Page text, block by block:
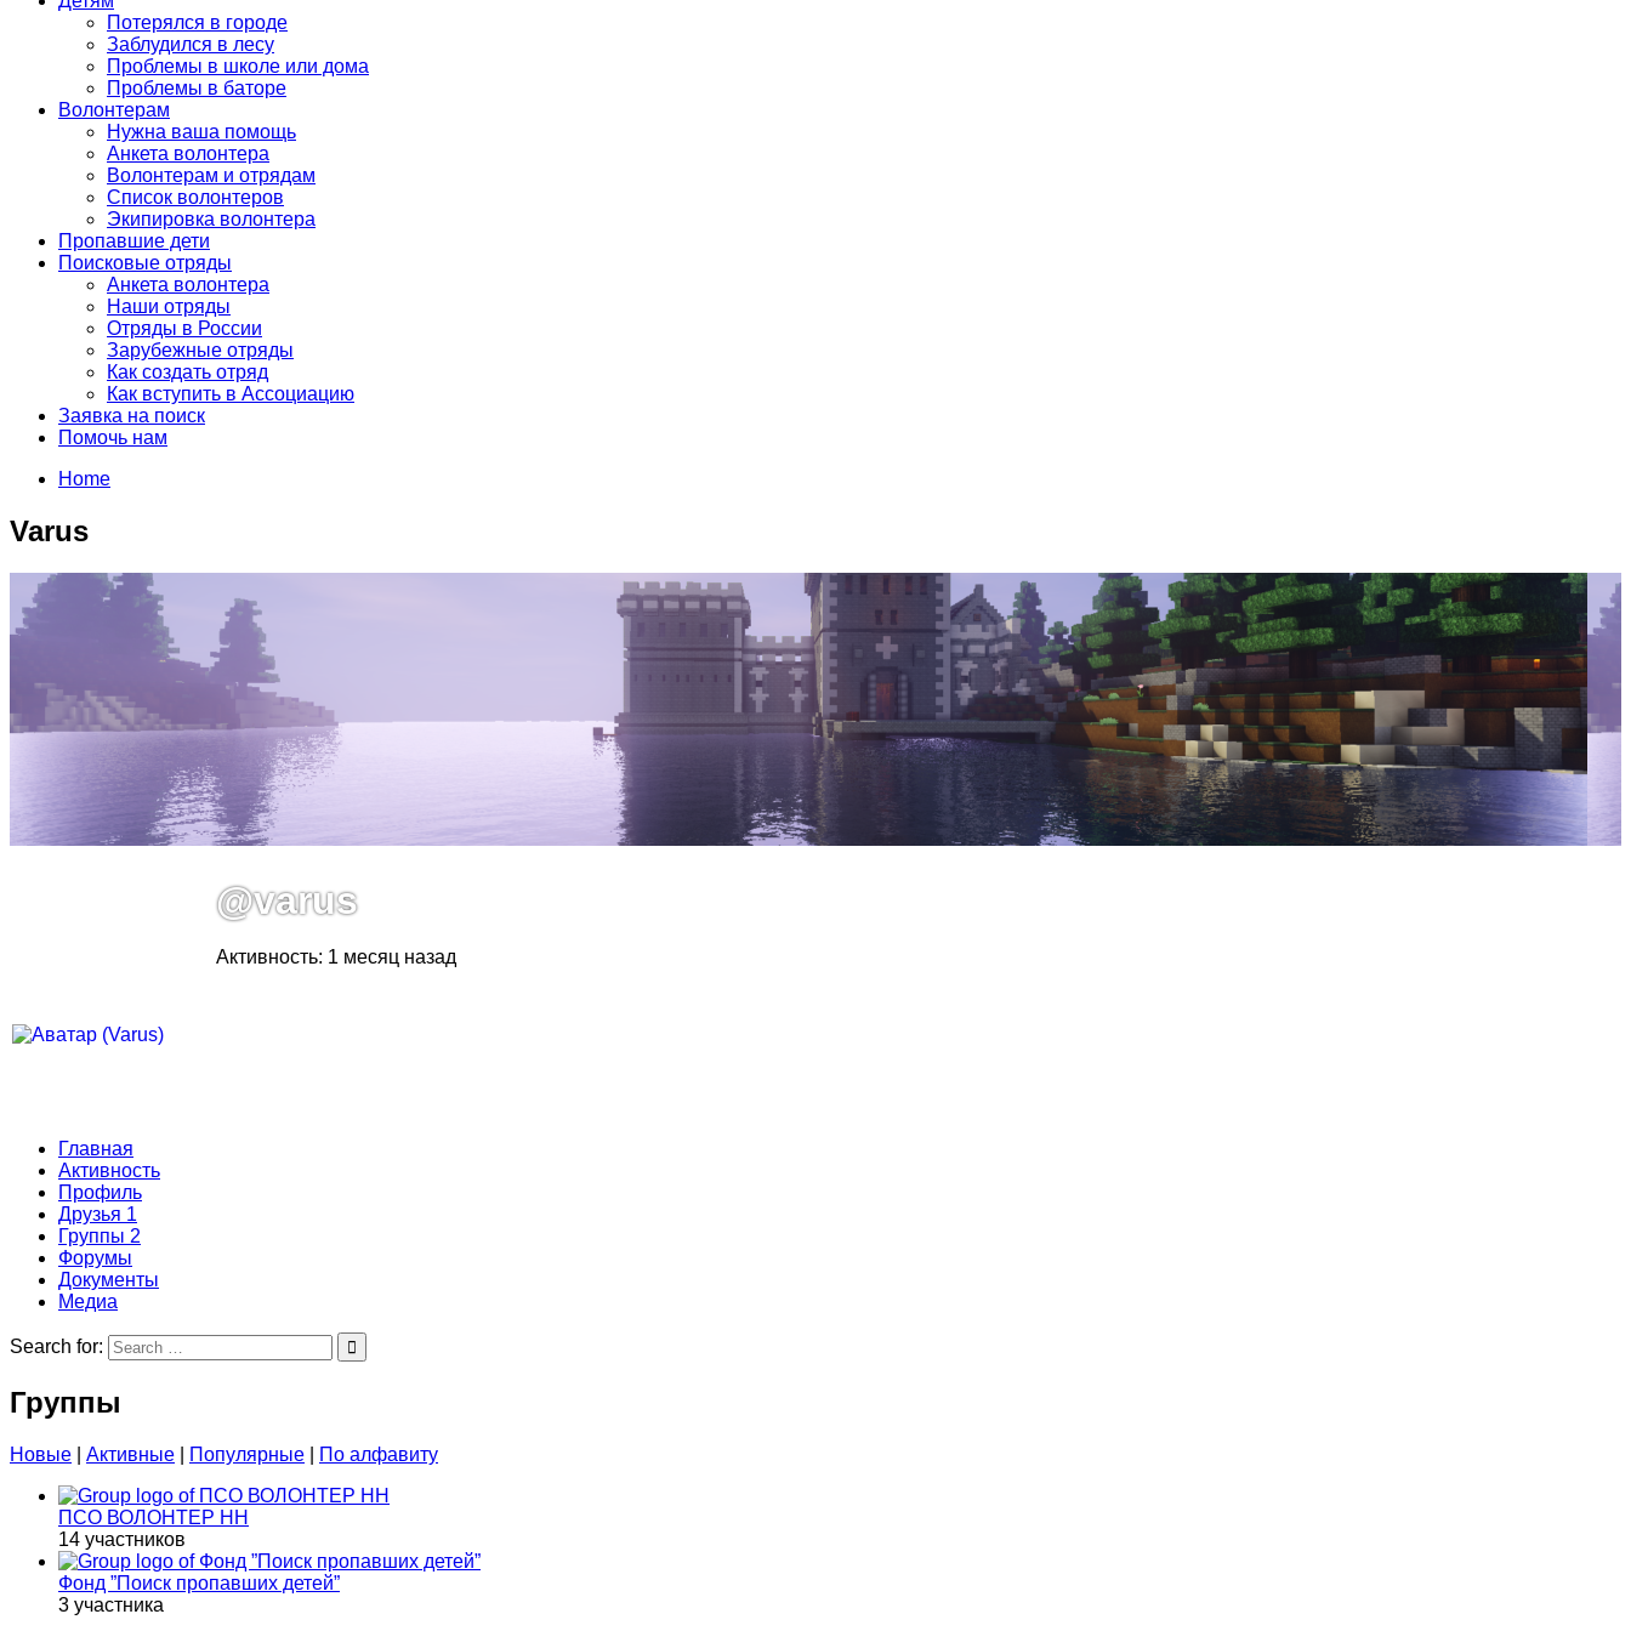
Потерялся в городе
Заблудился в лесу
Проблемы в школе или дома
Проблемы в баторе
Волонтерам
Нужна ваша помощь
Анкета волонтера
Волонтерам и отрядам
Список волонтеров
Экипировка волонтера
Пропавшие дети
Поисковые отряды
Анкета волонтера
Наши отряды
Отряды в России
Зарубежные отряды
Как создать отряд
Как вступить в Ассоциацию
Заявка на поиск
Помочь нам
Home
Varus
@varus
Активность: 1 месяц назад
Главная
Активность
Профиль
Друзья 1
Группы 2
Форумы
Документы
Медиа
Search for:
Группы
Новые Активные Популярные По алфавиту
ПСО ВОЛОНТЕР НН
14 участников
Фонд ”Поиск пропавших детей”
3 участника